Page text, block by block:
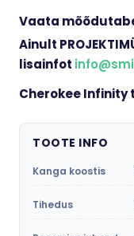
Vaata
Ainult
lisainfot
Cherokee
TOOTE INFO
Kanga koostis
Tihedus